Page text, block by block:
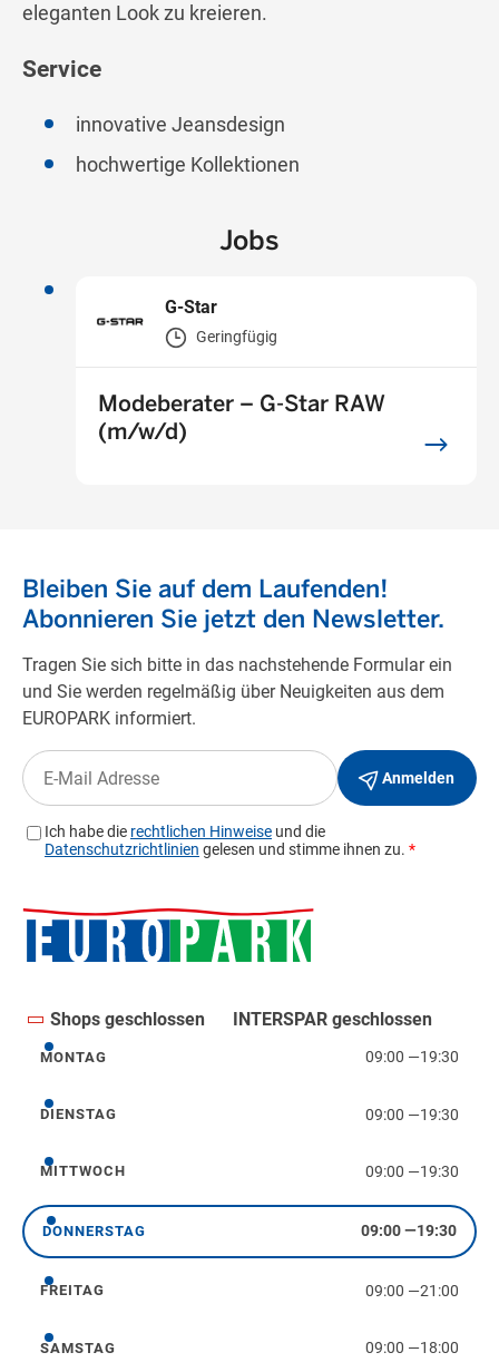
eleganten Look zu kreieren.
Service
innovative Jeansdesign
hochwertige Kollektionen
Jobs
G-Star
Geringfügig
Modeberater – G-Star RAW
(m/w/d)
Shops geschlossen INTERSPAR geschlossen
Montag
MONTAG 09:00 —19:30
Dienstag
DIENSTAG 09:00 —19:30
Mittwoch
MITTWOCH 09:00 —19:30
Donnerstag
DONNERSTAG 09:00—19:30
Freitag
FREITAG 09:00 —21:00
Samstag
SAMSTAG 09:00 —18:00